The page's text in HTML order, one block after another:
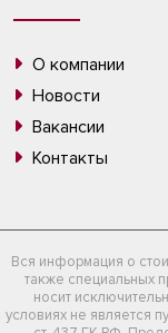
О компании
Новости
Вакансии
Контакты
Вся информация о
также специальных
носит
условиях не является